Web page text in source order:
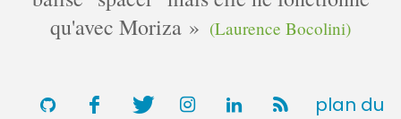
qu'avec Moriza
(Laurence Bocolini)
plan du